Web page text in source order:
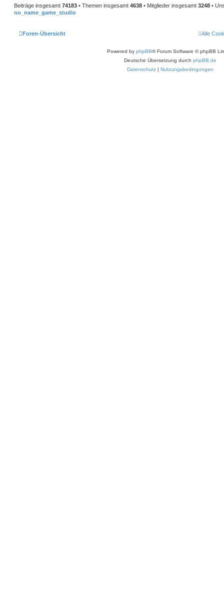
Beiträge insgesamt 74183 • Themen insgesamt 4638 • Mitglieder insgesamt 3248 •
no_name_game_studio
Foren-Übersicht Alle
Powered by phpBB® Forum Software © phpBB
Deutsche Übersetzung durch phpBB.de
Datenschutz | Nutzungsbedingungen